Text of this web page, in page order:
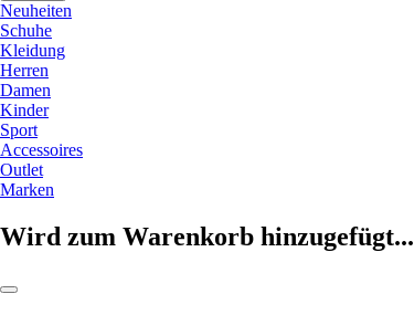
Neuheiten
Schuhe
Kleidung
Herren
Damen
Kinder
Sport
Accessoires
Outlet
Marken
Wird zum Warenkorb hinzugefügt...